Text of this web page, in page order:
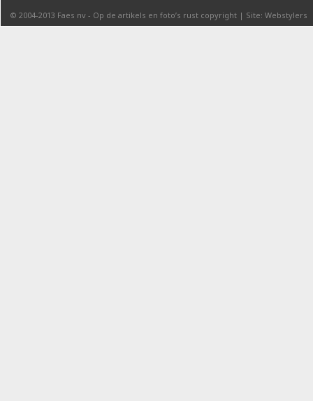
© 2004-2013 Faes nv - Op de artikels en foto’s rust copyright | Site: Webstylers